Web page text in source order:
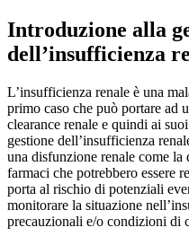
Introduzione alla
dell’insufficienza
L’insufficienza renale è una
primo caso che può portare ad
clearance renale e quindi ai
gestione dell’insufficienza
una disfunzione renale come
farmaci che potrebbero essere
porta al rischio di potenziali
monitorare la situazione
precauzionali e/o condizioni di